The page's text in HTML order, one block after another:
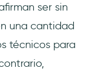
ser sin
una cantidad
técnicos para